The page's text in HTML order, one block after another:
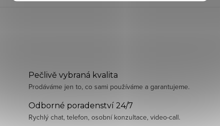
Pečlivě vybraná kvalita
Prodáváme jen to, co sami používáme a garantujeme.
Odborné poradenství 24/7
Rychlý chat, telefon, osobní konzultace, video-call.